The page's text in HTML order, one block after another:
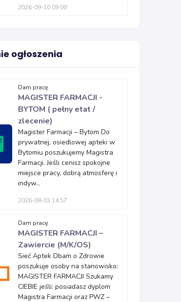
2026-09-10 09:00
ogłoszenia
Dam pracę
MAGISTER FARMACJI -
BYTOM ( pełny etat /
zlecenie)
Magister Farmacji – Bytom Do
prywatnej, osiedlowej apteki w
Bytomiu poszukujemy Magistra
Farmacji. Jeśli cenisz spokojne
miejsce pracy, dobrą atmosferę i
indyw...
2026-08-03 14:57
Dam pracę
MAGISTER FARMACJI –
Zawiercie (M/K/OS)
Sieć Aptek Dbam o Zdrowie
poszukuje osoby na stanowisko:
MAGISTER FARMACJI Szukamy
CIEBIE jeśli: posiadasz dyplom
Magistra Farmacji oraz PWZ –